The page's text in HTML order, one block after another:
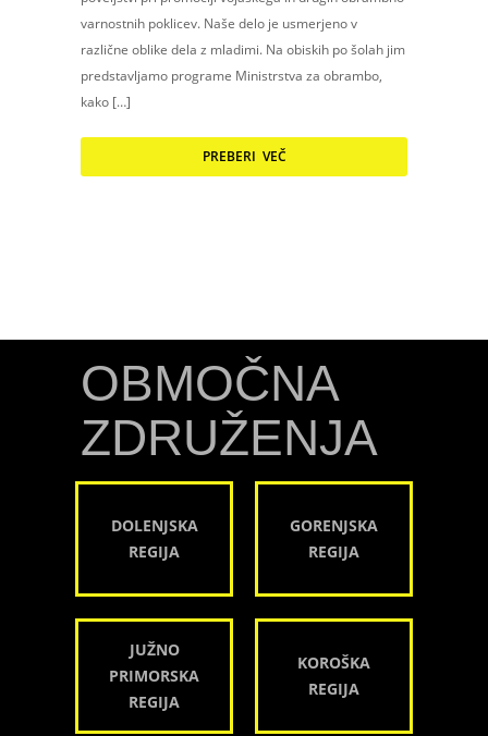
varnostnih poklicev. Naše delo je usmerjeno v
različne oblike dela z mladimi. Na obiskih po šolah jim
predstavljamo programe Ministrstva za obrambo,
kako […]
PREBERI VEČ
OBMOČNA
ZDRUŽENJA
DOLENJSKA
REGIJA
GORENJSKA
REGIJA
JUŽNO
PRIMORSKA
REGIJA
KOROŠKA
REGIJA